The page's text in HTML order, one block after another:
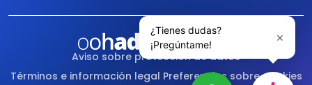
Aviso sobre protección de datos
Términos e información legal Preferencias sobre cookies